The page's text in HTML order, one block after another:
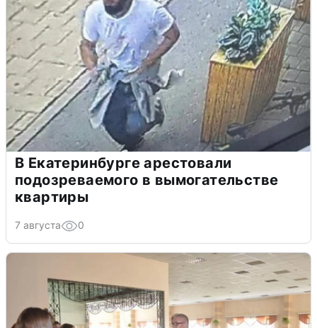
В Екатеринбурге арестовали
подозреваемого в вымогательстве
квартиры
7 августа 0